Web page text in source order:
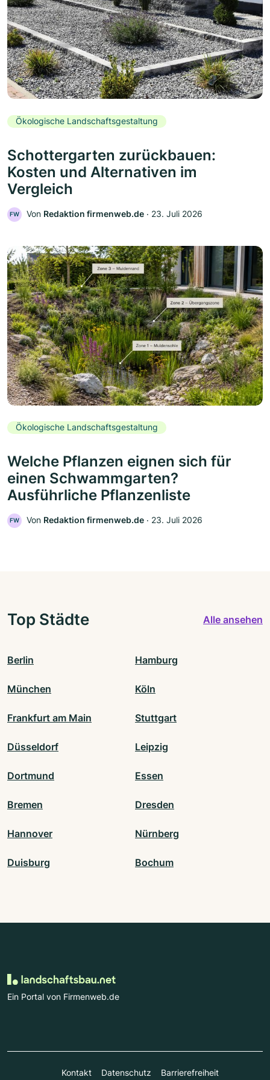
Ökologische Landschaftsgestaltung
Schottergarten zurückbauen:
Kosten und Alternativen im
Vergleich
FW Von Redaktion firmenweb.de ‧ 23. Juli 2026
Ökologische Landschaftsgestaltung
Welche Pflanzen eignen sich für
einen Schwammgarten?
Ausführliche Pflanzenliste
FW Von Redaktion firmenweb.de ‧ 23. Juli 2026
Top Städte Alle ansehen
Berlin Hamburg
München Köln
Frankfurt am Main Stuttgart
Düsseldorf Leipzig
Dortmund Essen
Bremen Dresden
Hannover Nürnberg
Duisburg Bochum
Ein Portal von Firmenweb.de
Kontakt Datenschutz Barrierefreiheit